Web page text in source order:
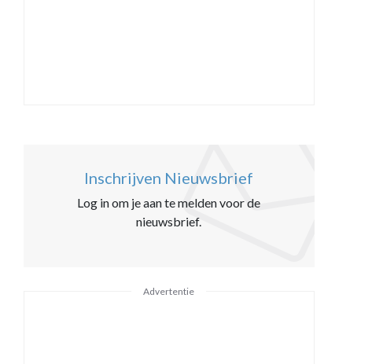
Inschrijven Nieuwsbrief
Log in om je aan te melden voor de
nieuwsbrief.
Advertentie